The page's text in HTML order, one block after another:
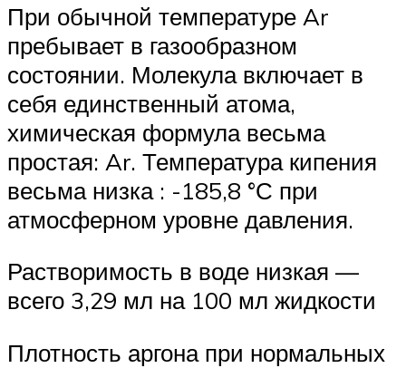
При обычной температуре Ar
пребывает в газообразном
состоянии. Молекула включает в
себя единственный атома,
химическая формула весьма
простая: Ar. Температура кипения
весьма низка : -185,8 °С при
атмосферном уровне давления.
Растворимость в воде низкая —
всего 3,29 мл на 100 мл жидкости
Плотность аргона при нормальных